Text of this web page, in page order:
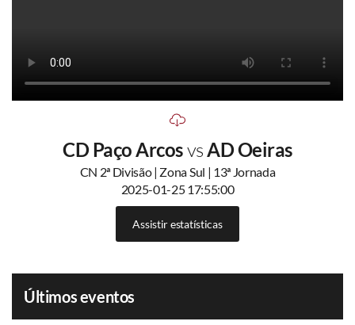
CD Paço ArcosvsAD Oeiras
CN 2ª Divisão | Zona Sul | 13ª Jornada
2025-01-25 17:55:00
Assistir estatísticas
Últimos eventos